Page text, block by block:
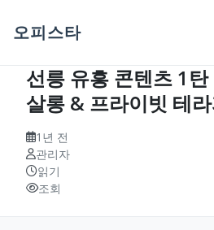
오피스타
선릉 유흥 콘텐츠 1
살롱 & 프라이빗 테
1년 전
관리자
읽기
조회